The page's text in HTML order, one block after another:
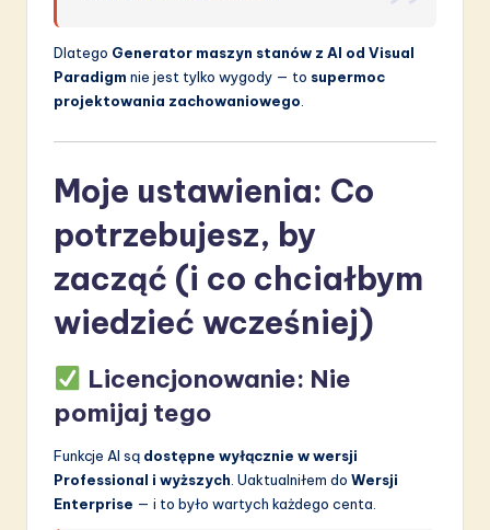
Dlatego Generator maszyn stanów z AI od Visual
Paradigm nie jest tylko wygody — to supermoc
projektowania zachowaniowego
Moje ustawienia: Co
potrzebujesz, by
zacząć (i co chciałbym
wiedzieć wcześniej)
Licencjonowanie: Nie
pomijaj tego
Funkcje AI są dostępne wyłącznie w wersji
Professional i wyższych. Uaktualniłem do Wersji
Enterprise — i to było wartych każdego centa.